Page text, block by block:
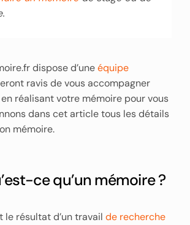
dispose d’uneéquipe
ravis de vous accompagner
réalisant votre mémoire pour vous
dans cet article tous les détails
mémoire.
ce qu’un mémoire ?
le résultat d’un travail de recherche